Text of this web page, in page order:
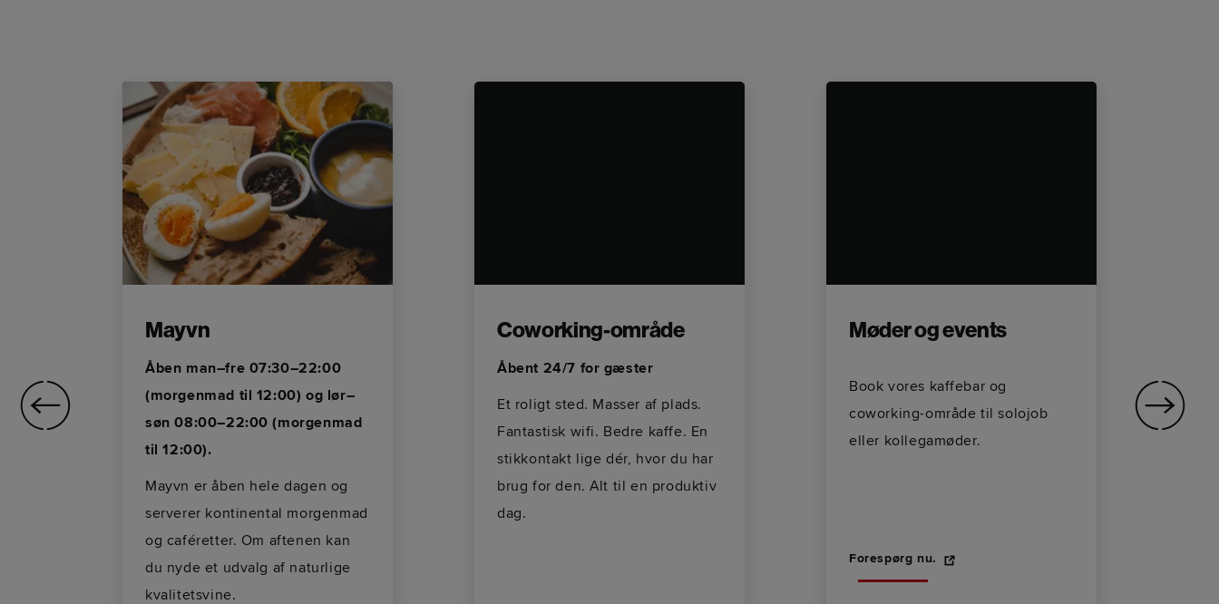
Mayvn
Åben man–fre 07:30–22:00
(morgenmad til 12:00) og lør–
søn 08:00–22:00 (morgenmad
til 12:00).
Mayvn er åben hele dagen og
serverer kontinental morgenmad
og caféretter. Om aftenen kan
du nyde et udvalg af naturlige
kvalitetsvine.
Coworking-område
Åbent 24/7 for gæster
Et roligt sted. Masser af plads.
Fantastisk wifi. Bedre kaffe. En
stikkontakt lige dér, hvor du har
brug for den. Alt til en produktiv
dag.
Møder og events
Book vores kaffebar og
coworking-område til solojob
eller kollegamøder.
Forespørg nu.